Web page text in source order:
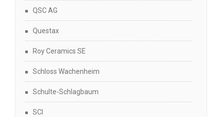
QSC AG
Questax
Roy Ceramics SE
Schloss Wachenheim
Schulte-Schlagbaum
SCI